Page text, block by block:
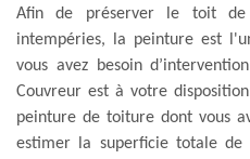
Afin de préserver le toit de
intempéries, la peinture est
vous avez besoin
Couvreur est à votre
peinture de toiture dont vous
estimer la superficie totale